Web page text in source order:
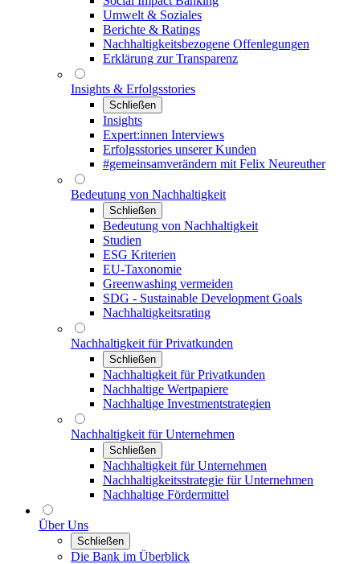
Umwelt & Soziales
Berichte & Ratings
Nachhaltigkeitsbezogene Offenlegungen
Erklärung zur Transparenz
Insights & Erfolgsstories
Schließen
Insights
Expert:innen Interviews
Erfolgsstories unserer Kunden
#gemeinsamverändern mit Felix Neureuther
Bedeutung von Nachhaltigkeit
Schließen
Bedeutung von Nachhaltigkeit
Studien
ESG Kriterien
EU-Taxonomie
Greenwashing vermeiden
SDG - Sustainable Development Goals
Nachhaltigkeitsrating
Nachhaltigkeit für Privatkunden
Schließen
Nachhaltigkeit für Privatkunden
Nachhaltige Wertpapiere
Nachhaltige Investmentstrategien
Nachhaltigkeit für Unternehmen
Schließen
Nachhaltigkeit für Unternehmen
Nachhaltigkeitsstrategie für Unternehmen
Nachhaltige Fördermittel
Über Uns
Schließen
Die Bank im Überblick